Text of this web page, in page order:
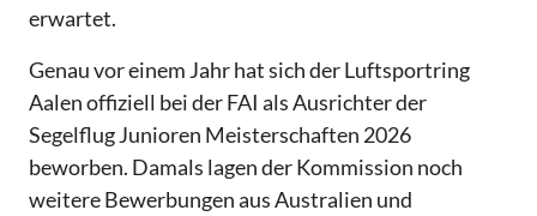
erwartet.
Genau vor einem Jahr hat sich der Luftsportring
Aalen offiziell bei der FAI als Ausrichter der
Segelflug Junioren Meisterschaften 2026
beworben. Damals lagen der Kommission noch
weitere Bewerbungen aus Australien und